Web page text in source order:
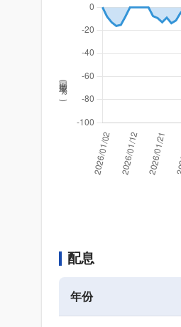
回撤率(
%
)
配息
年份